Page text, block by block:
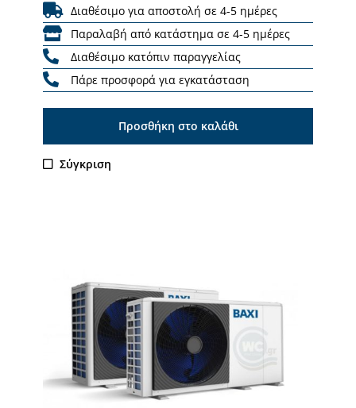
Διαθέσιμο για αποστολή σε 4-5 ημέρες
Παραλαβή από κατάστημα σε 4-5 ημέρες
Διαθέσιμο κατόπιν παραγγελίας
Πάρε προσφορά για εγκατάσταση
Προσθήκη στο καλάθι
Σύγκριση